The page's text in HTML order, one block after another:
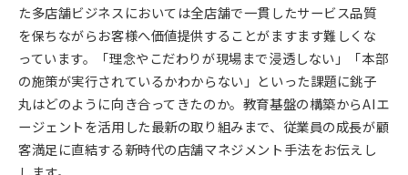
た多店舗ビジネスにおいては全店舗で一貫したサービス品質
を保ちながらお客様へ価値提供することがますます難しくな
っています。「理念やこだわりが現場まで浸透しない」「本部
の施策が実行されているかわからない」といった課題に銚子
丸はどのように向き合ってきたのか。教育基盤の構築からAIエ
ージェントを活用した最新の取り組みまで、従業員の成長が顧
客満足に直結する新時代の店舗マネジメント手法をお伝えし